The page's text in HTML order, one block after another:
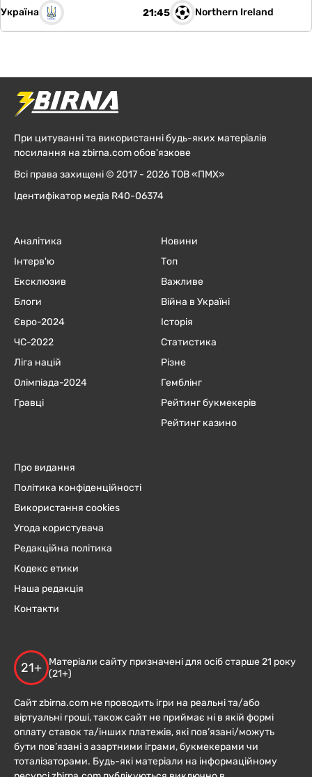
Україна 21:45 Northern Ireland
При цитуванні та використанні будь-яких матеріалів
посилання на zbirna.com обов'язкове
Всі права захищені © 2017 - 2026 ТОВ «ПМХ»
Ідентифікатор медіа R40-06374
Аналітика
Інтерв'ю
Ексклюзив
Блоги
Євро-2024
ЧC-2022
Ліга націй
Олімпіада-2024
Гравці
Новини
Топ
Важливе
Війна в Україні
Історія
Статистика
Різне
Гемблінг
Рейтинг букмекерів
Рейтинг казино
Про видання
Політика конфіденційності
Використання cookies
Угода користувача
Редакційна політика
Кодекс етики
Наша редакція
Контакти
21+
Матеріали сайту призначені для осіб старше 21 року
(21+)
Сайт zbirna.com не проводить ігри на реальні та/або
віртуальні гроші, також сайт не приймає ні в якій формі
оплату ставок та/інших платежів, які пов’язані/можуть
бути пов’язані з азартними іграми, букмекерами чи
тоталізаторами. Будь-які матеріали на інформаційному